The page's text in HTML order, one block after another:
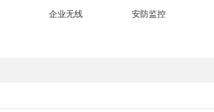
企业无线 安防监控